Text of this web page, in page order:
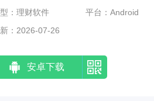
：理财软件 平台：Android
：2026-07-26
安卓下载